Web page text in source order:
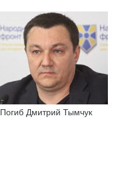
Погиб Дмитрий Тымчук